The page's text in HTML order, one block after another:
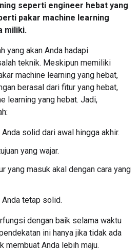
seperti engineer hebat yang
pakar machine learning
miliki.
yang akan Anda hadapi
teknik. Meskipun memiliki
machine learning yang hebat,
berasal dari fitur yang hebat,
learning yang hebat. Jadi,
solid dari awal hingga akhir.
yang wajar.
yang masuk akal dengan cara yang
tetap solid.
dengan baik selama waktu
ini hanya jika tidak ada
membuat Anda lebih maju.